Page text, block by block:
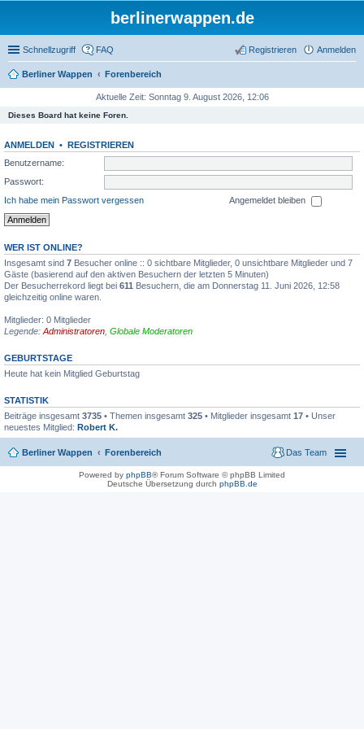
berlinerwappen.de
Schnellzugriff FAQ Anmelden
Registrieren
Berliner Wappen Forenbereich
Aktuelle Zeit: Sonntag 9. August 2026, 12:06
Dieses Board hat keine Foren.
ANMELDEN • REGISTRIEREN
Benutzername:
Passwort:
Ich habe mein Passwort vergessen
Angemeldet bleiben
WER IST ONLINE?
Insgesamt sind 7 Besucher online :: 0 sichtbare Mitglieder, 0 unsichtbare Mitglieder und 7
Gäste (basierend auf den aktiven Besuchern der letzten 5 Minuten)
Der Besucherrekord liegt bei 611 Besuchern, die am Donnerstag 11. Juni 2026, 12:58
gleichzeitig online waren.
Mitglieder: 0 Mitglieder
Legende: Administratoren Globale Moderatoren
GEBURTSTAGE
Heute hat kein Mitglied Geburtstag
STATISTIK
Beiträge insgesamt 3735 • Themen insgesamt 325 • Mitglieder insgesamt 17 • Unser
neuestes Mitglied: Robert K.
Berliner Wappen Forenbereich Das Team
Powered by phpBB® Forum Software © phpBB Limited
Deutsche Übersetzung durch phpBB.de